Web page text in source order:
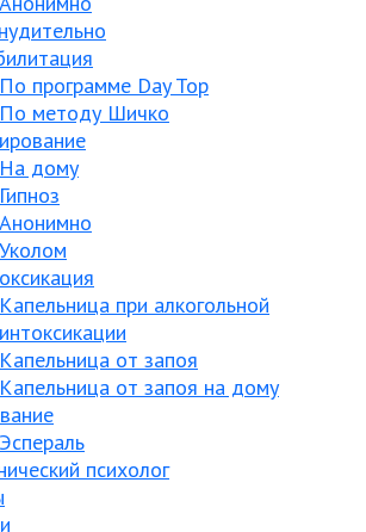
По программе Day Top
По методу Шичко
На дому
Гипноз
Анонимно
Уколом
Капельница при алкогольной
интоксикации
Капельница от запоя
Капельница от запоя на дому
Эспераль
психолог